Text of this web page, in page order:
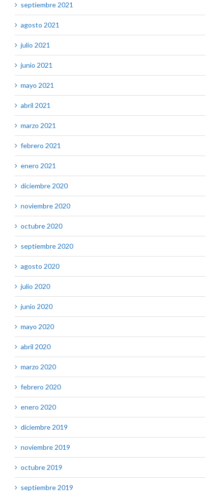
septiembre 2021
agosto 2021
julio 2021
junio 2021
mayo 2021
abril 2021
marzo 2021
febrero 2021
enero 2021
diciembre 2020
noviembre 2020
octubre 2020
septiembre 2020
agosto 2020
julio 2020
junio 2020
mayo 2020
abril 2020
marzo 2020
febrero 2020
enero 2020
diciembre 2019
noviembre 2019
octubre 2019
septiembre 2019